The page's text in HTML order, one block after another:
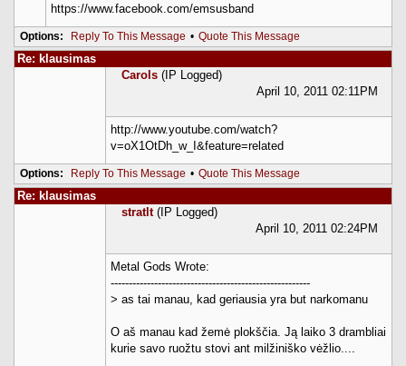
https://www.facebook.com/emsusband
Options: Reply To This Message • Quote This Message
Re: klausimas
Carols (IP Logged)
April 10, 2011 02:11PM
http://www.youtube.com/watch?
v=oX1OtDh_w_I&feature=related
Options: Reply To This Message • Quote This Message
Re: klausimas
stratlt (IP Logged)
April 10, 2011 02:24PM
Metal Gods Wrote:
-------------------------------------------------------
> as tai manau, kad geriausia yra but narkomanu
O aš manau kad žemė plokščia. Ją laiko 3 drambliai
kurie savo ruožtu stovi ant milžiniško vėžlio....